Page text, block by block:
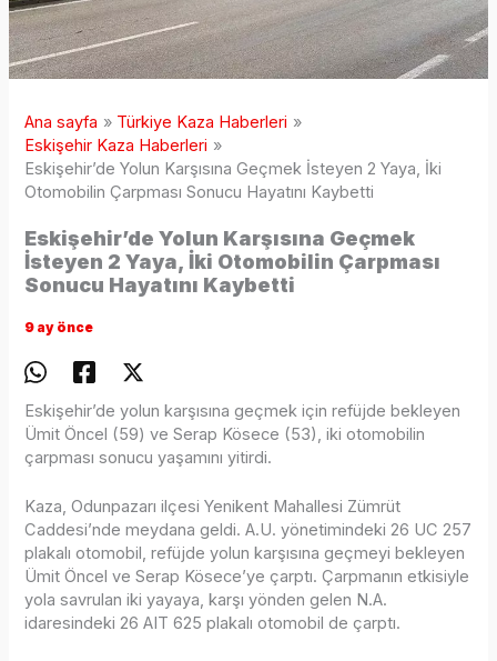
Ana sayfa
Türkiye Kaza Haberleri
Eskişehir Kaza Haberleri
Eskişehir’de Yolun Karşısına Geçmek İsteyen 2 Yaya, İki
Otomobilin Çarpması Sonucu Hayatını Kaybetti
Eskişehir’de Yolun Karşısına Geçmek
İsteyen 2 Yaya, İki Otomobilin Çarpması
Sonucu Hayatını Kaybetti
9 ay önce
Eskişehir’de yolun karşısına geçmek için refüjde bekleyen
Ümit Öncel (59) ve Serap Kösece (53), iki otomobilin
çarpması sonucu yaşamını yitirdi.
Kaza, Odunpazarı ilçesi Yenikent Mahallesi Zümrüt
Caddesi’nde meydana geldi. A.U. yönetimindeki 26 UC 257
plakalı otomobil, refüjde yolun karşısına geçmeyi bekleyen
Ümit Öncel ve Serap Kösece’ye çarptı. Çarpmanın etkisiyle
yola savrulan iki yayaya, karşı yönden gelen N.A.
idaresindeki 26 AIT 625 plakalı otomobil de çarptı.